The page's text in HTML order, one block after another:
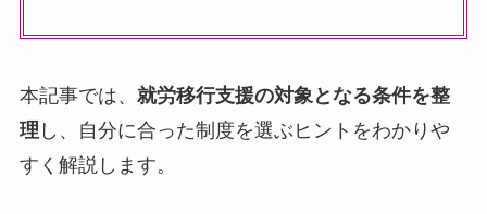
本記事では、 就労移行支援の対象となる条件を整
理 し、自分に合った制度を選ぶヒントをわかりや
すく解説します。